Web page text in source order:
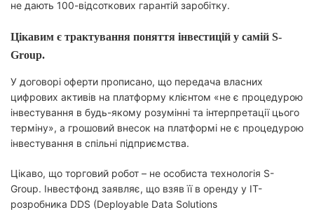
не дають 100-відсоткових гарантій заробітку.
Цікавим є трактування поняття інвестицій у самій S-
Group.
У договорі оферти прописано, що передача власних
цифрових активів на платформу клієнтом «не є процедурою
інвестування в будь-якому розумінні та інтерпретації цього
терміну», а грошовий внесок на платформі не є процедурою
інвестування в спільні підприємства.
Цікаво, що торговий робот – не особиста технологія S-
Group. Інвестфонд заявляє, що взяв її в оренду у IT-
розробника DDS (Deployable Data Solutions